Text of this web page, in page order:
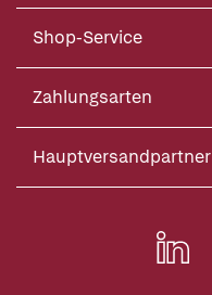
Shop-Service
Zahlungsarten
Hauptversandpartner